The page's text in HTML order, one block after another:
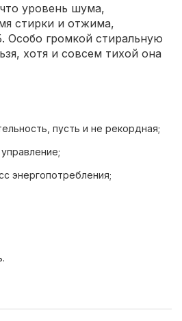
уровень шума,
стирки и отжима,
Особо громкой стиральную
хотя и совсем тихой она
пусть и не рекордная;
энергопотребления;